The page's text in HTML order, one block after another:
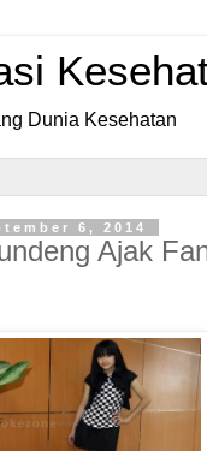
Dunia Kesehatan
6, 2014
Ajak